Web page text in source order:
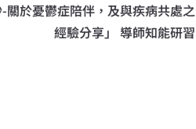
-關於憂鬱症陪伴，及與疾病共處之
經驗分享」 導師知能研習